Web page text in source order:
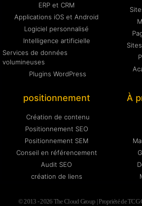
ERP et CRM
Applications iOS et Android
Logiciel personnalisé
Intelligence artificielle
Services de données
volumineuses
Plugins WordPress
positionnement
Création de contenu
Positionnement SEO
Positionnement SEM
Conseil en référencement
Audit SEO
création de liens
À
© 2013 - 2026 The Cloud Group | Propriété de TCG